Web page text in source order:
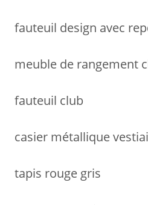
fauteuil design avec
meuble de rangement
fauteuil club
casier métallique
tapis rouge gris